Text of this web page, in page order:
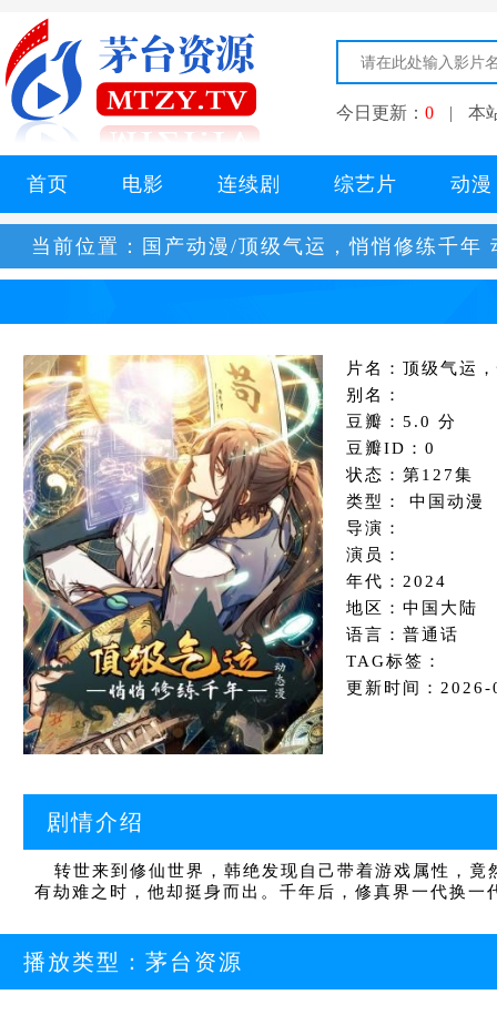
今日更新： 0 | 本
首页 电影 连续剧 综艺片 动漫
当前位置： 国产动漫/顶级气运，悄悄修练千年
片名：顶级气运
别名：
豆瓣：5.0 分
豆瓣ID：0
状态：第127集
类型： 中国动漫
导演：
演员：
年代：2024
地区：中国大陆
语言：普通话
TAG标签：
更新时间：
剧情介绍
转世来到修仙世界，韩绝发现自己带着游戏属性，竟
有劫难之时，他却挺身而出。千年后，修真界一代换
播放类型： 茅台资源